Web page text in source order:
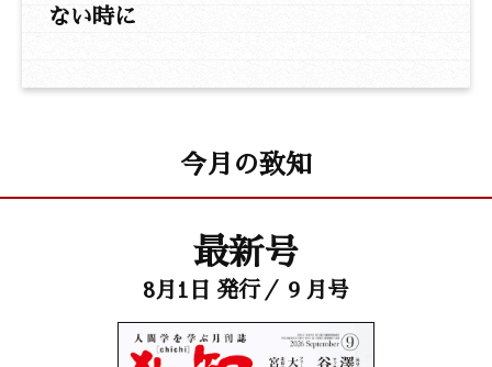
ない時に
今月の致知
最新号
8月1日 発行／ 9 月号